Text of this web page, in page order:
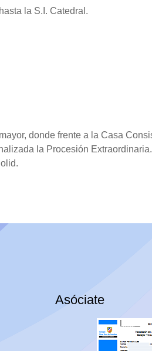
la S.I. Catedral.
donde frente a la Casa
la Procesión
Asóciate